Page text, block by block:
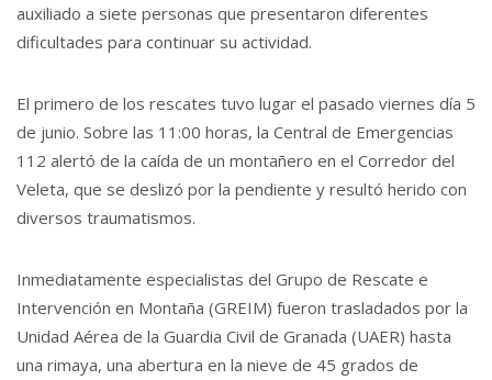
auxiliado a siete personas que presentaron diferentes
dificultades para continuar su actividad.
El primero de los rescates tuvo lugar el pasado viernes día 5
de junio. Sobre las 11:00 horas, la Central de Emergencias
112 alertó de la caída de un montañero en el Corredor del
Veleta, que se deslizó por la pendiente y resultó herido con
diversos traumatismos.
Inmediatamente especialistas del Grupo de Rescate e
Intervención en Montaña (GREIM) fueron trasladados por la
Unidad Aérea de la Guardia Civil de Granada (UAER) hasta
una rimaya, una abertura en la nieve de 45 grados de